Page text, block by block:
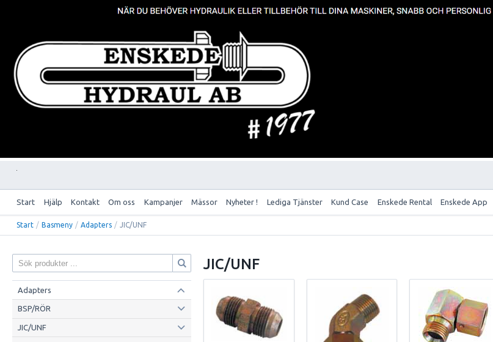
Start Hjälp Kontakt Om oss Kampanjer Mässor Nyheter ! Lediga Tjänster Kund Case Enskede Rental Enskede App
Start / Basmeny / Adapters / JIC/UNF
Adapters
BSP/RÖR
JIC/UNF
JIC/UNF